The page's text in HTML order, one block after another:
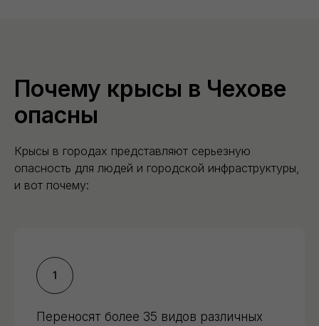
Почему крысы в Чехове
опасны
Крысы в городах представляют серьезную
опасность для людей и городской инфраструктуры,
и вот почему:
Переносят более 35 видов различных